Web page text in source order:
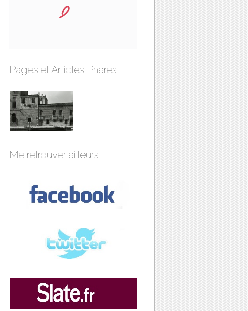
Pages et Articles Phares
Me retrouver ailleurs